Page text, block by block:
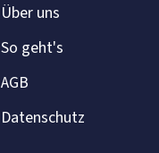
Über uns
So geht's
AGB
Datenschutz